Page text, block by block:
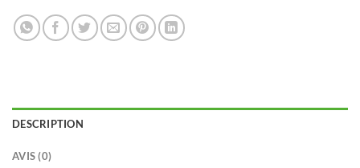
DESCRIPTION
AVIS (0)